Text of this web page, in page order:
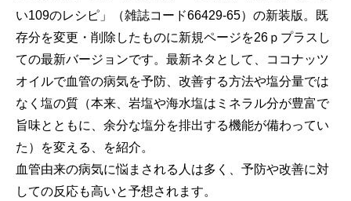
い109のレシピ」（雑誌コード66429-65）の新装版。既
存分を変更・削除したものに新規ページを26ｐプラスし
ての最新バージョンです。最新ネタとして、ココナッツ
オイルで血管の病気を予防、改善する方法や塩分量では
なく塩の質（本来、岩塩や海水塩はミネラル分が豊富で
旨味とともに、余分な塩分を排出する機能が備わってい
た）を変える、を紹介。
血管由来の病気に悩まされる人は多く、予防や改善に対
しての反応も高いと予想されます。